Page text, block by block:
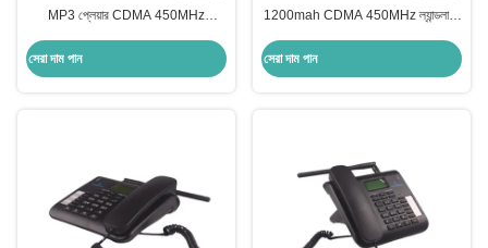
MP3 প্লেয়ার CDMA 450MHz
সেরা দাম পান
1200mah CDMA 450MHz ল্যান্ডলাইন
সেরা দাম পান